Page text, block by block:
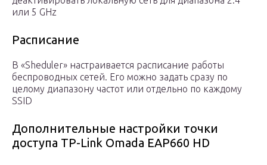
или 5 GHz
Расписание
В «Sheduler» настраивается расписание работы
беспроводных сетей. Его можно задать сразу по
целому диапазону частот или отдельно по каждому
SSID
Дополнительные настройки точки
доступа TP-Link Omada EAP660 HD